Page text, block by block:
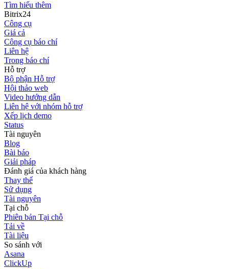
Tìm hiểu thêm
Bitrix24
Công cụ
Giá cả
Công cụ báo chí
Liên hệ
Trong báo chí
Hỗ trợ
Bộ phận Hỗ trợ
Hội thảo web
Video hướng dẫn
Liên hệ với nhóm hỗ trợ
Xếp lịch demo
Status
Tài nguyên
Blog
Bài báo
Giải pháp
Đánh giá của khách hàng
Thay thế
Sử dụng
Tài nguyên
Tại chỗ
Phiên bản Tại chỗ
Tải về
Tài liệu
So sánh với
Asana
ClickUp